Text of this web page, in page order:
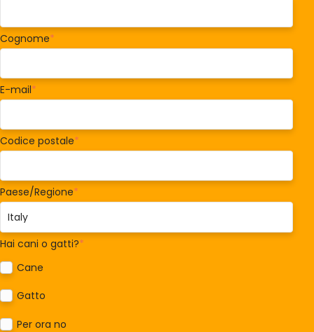
Cognome*
E-mail*
Codice postale*
Paese/Regione*
Hai cani o gatti?*
Cane
Gatto
Per ora no